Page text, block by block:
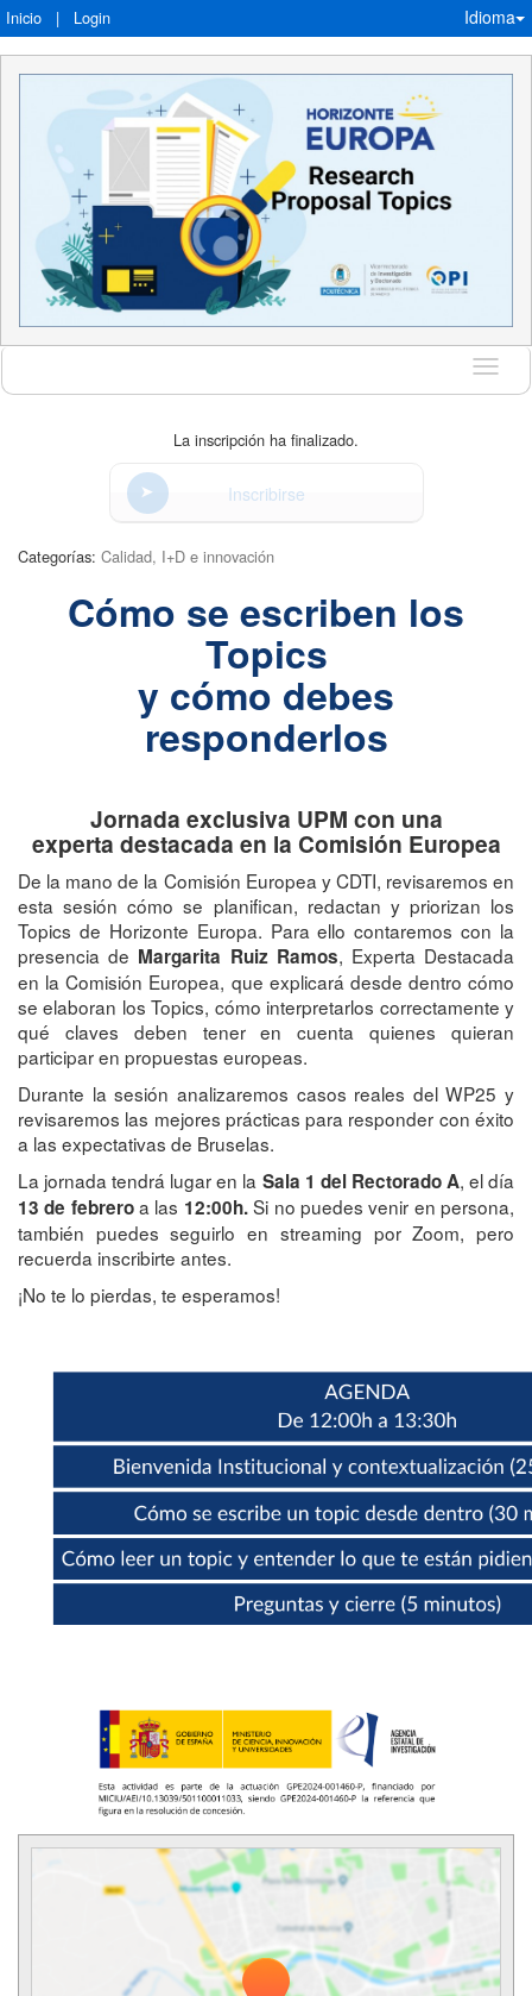
Inicio | Login Idioma
Idioma
La inscripción ha finalizado.
Inscribirse
Categorías: Calidad, I+D e innovación
Cómo se escriben los
Topics
y cómo debes
responderlos
Jornada exclusiva UPM con una
experta destacada en la Comisión Europea
De la mano de la Comisión Europea y CDTI, revisaremos en
esta sesión cómo se planifican, redactan y priorizan los
Topics de Horizonte Europa. Para ello contaremos con la
presencia de Margarita Ruiz Ramos, Experta Destacada
en la Comisión Europea, que explicará desde dentro cómo
se elaboran los Topics, cómo interpretarlos correctamente y
qué claves deben tener en cuenta quienes quieran
participar en propuestas europeas.
Durante la sesión analizaremos casos reales del WP25 y
revisaremos las mejores prácticas para responder con éxito
a las expectativas de Bruselas.
La jornada tendrá lugar en la Sala 1 del Rectorado A, el día
13 de febreroa las 12:00h.Si no puedes venir en persona,
también puedes seguirlo en streaming por Zoom, pero
recuerda inscribirte antes.
¡No te lo pierdas, te esperamos!